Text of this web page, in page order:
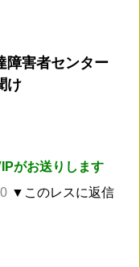
障害者センター
け
がお送りします
▼このレスに返信